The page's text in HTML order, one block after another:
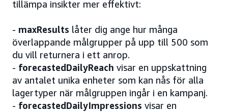
tillämpa insikter mer effektivt:
- maxResults låter dig ange hur många
överlappande målgrupper på upp till 500 som
du vill returnera i ett anrop.
- forecastedDailyReach visar en uppskattning
av antalet unika enheter som kan nås för alla
lagertyper när målgruppen ingår i en kampanj.
- forecastedDailyImpressions visar en